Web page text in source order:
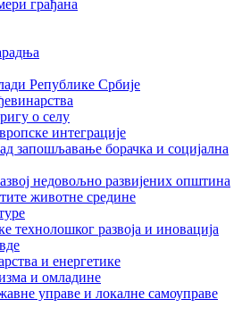
грађана
Републике Србије
о селу
интеграције
запошљавање борачка и социјална
недовољно развијених општина
животне средине
технолошког развоја и иновација
и енергетике
и омладине
управе и локалне самоуправе